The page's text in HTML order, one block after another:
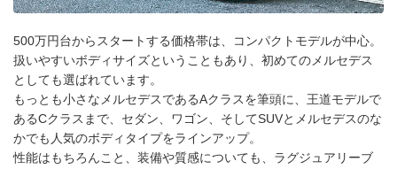
500万円台からスタートする価格帯は、コンパクトモデルが中心。
扱いやすいボディサイズということもあり、初めてのメルセデス
としても選ばれています。
もっとも小さなメルセデスであるAクラスを筆頭に、王道モデルで
あるCクラスまで、セダン、ワゴン、そしてSUVとメルセデスのな
かでも人気のボディタイプをラインアップ。
性能はもちろんこと、装備や質感についても、ラグジュアリーブ